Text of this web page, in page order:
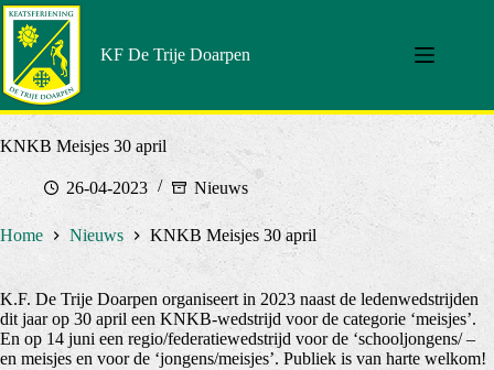
Doorgaan
naar
artikel
KF De Trije Doarpen
KNKB Meisjes 30 april
26-04-2023 Nieuws
Home Nieuws KNKB Meisjes 30 april
K.F. De Trije Doarpen organiseert in 2023 naast de ledenwedstrijden
dit jaar op 30 april een KNKB-wedstrijd voor de categorie ‘meisjes’.
En op 14 juni een regio/federatiewedstrijd voor de ‘schooljongens/ –
en meisjes en voor de ‘jongens/meisjes’. Publiek is van harte welkom!